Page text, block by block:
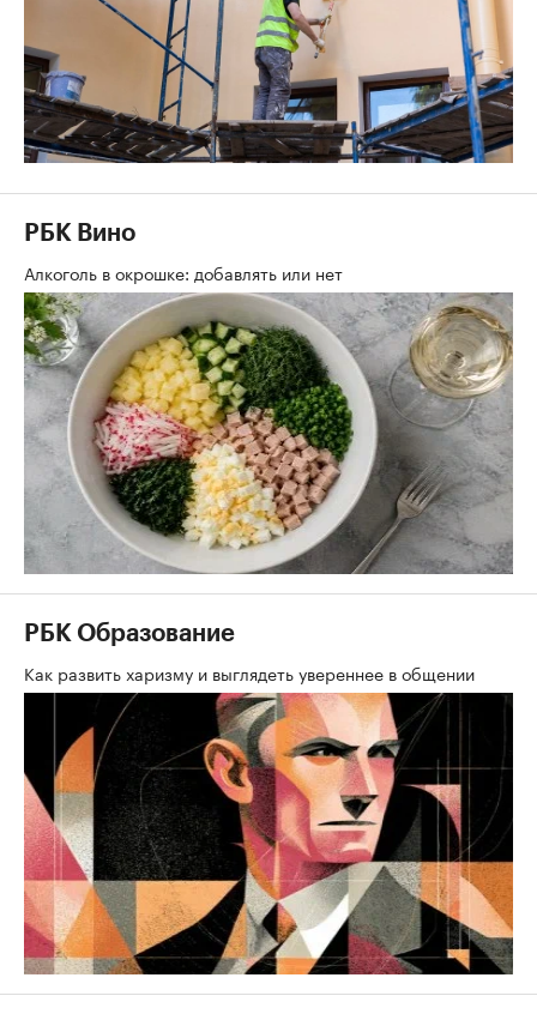
РБК Вино
Алкоголь в окрошке: добавлять или нет
РБК Образование
Как развить харизму и выглядеть увереннее в общении